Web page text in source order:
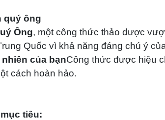
quý ông
Ông, một công thức thảo dược
Quốc vì khả năng đáng chú ý
của bạnCông thức được hiệu
cách hoàn hảo.
tiêu: